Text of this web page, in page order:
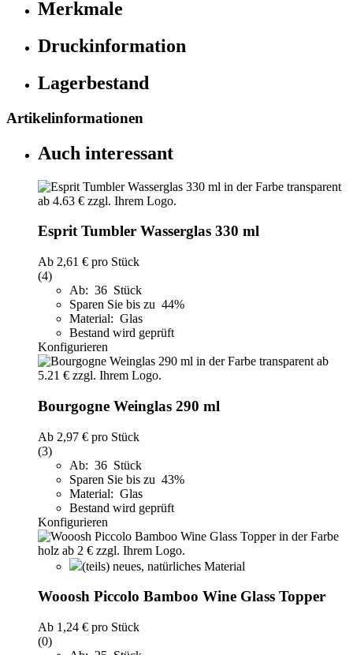
Merkmale
Druckinformation
Lagerbestand
Artikelinformationen
Auch interessant
Esprit Tumbler Wasserglas 330 ml
Ab 2,61 € pro Stück
(4)
Ab: 36 Stück
Sparen Sie bis zu 44%
Material: Glas
Bestand wird geprüft
Konfigurieren
Bourgogne Weinglas 290 ml
Ab 2,97 € pro Stück
(3)
Ab: 36 Stück
Sparen Sie bis zu 43%
Material: Glas
Bestand wird geprüft
Konfigurieren
(teils) neues, natürliches Material
Wooosh Piccolo Bamboo Wine Glass Topper
Ab 1,24 € pro Stück
(0)